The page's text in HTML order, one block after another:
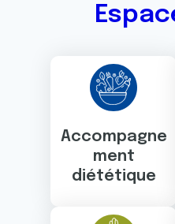
Accompagne
ment
diététique